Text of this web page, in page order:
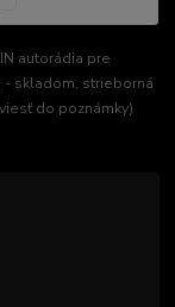
autorádia pre
- skladom, strieborná
do poznámky)